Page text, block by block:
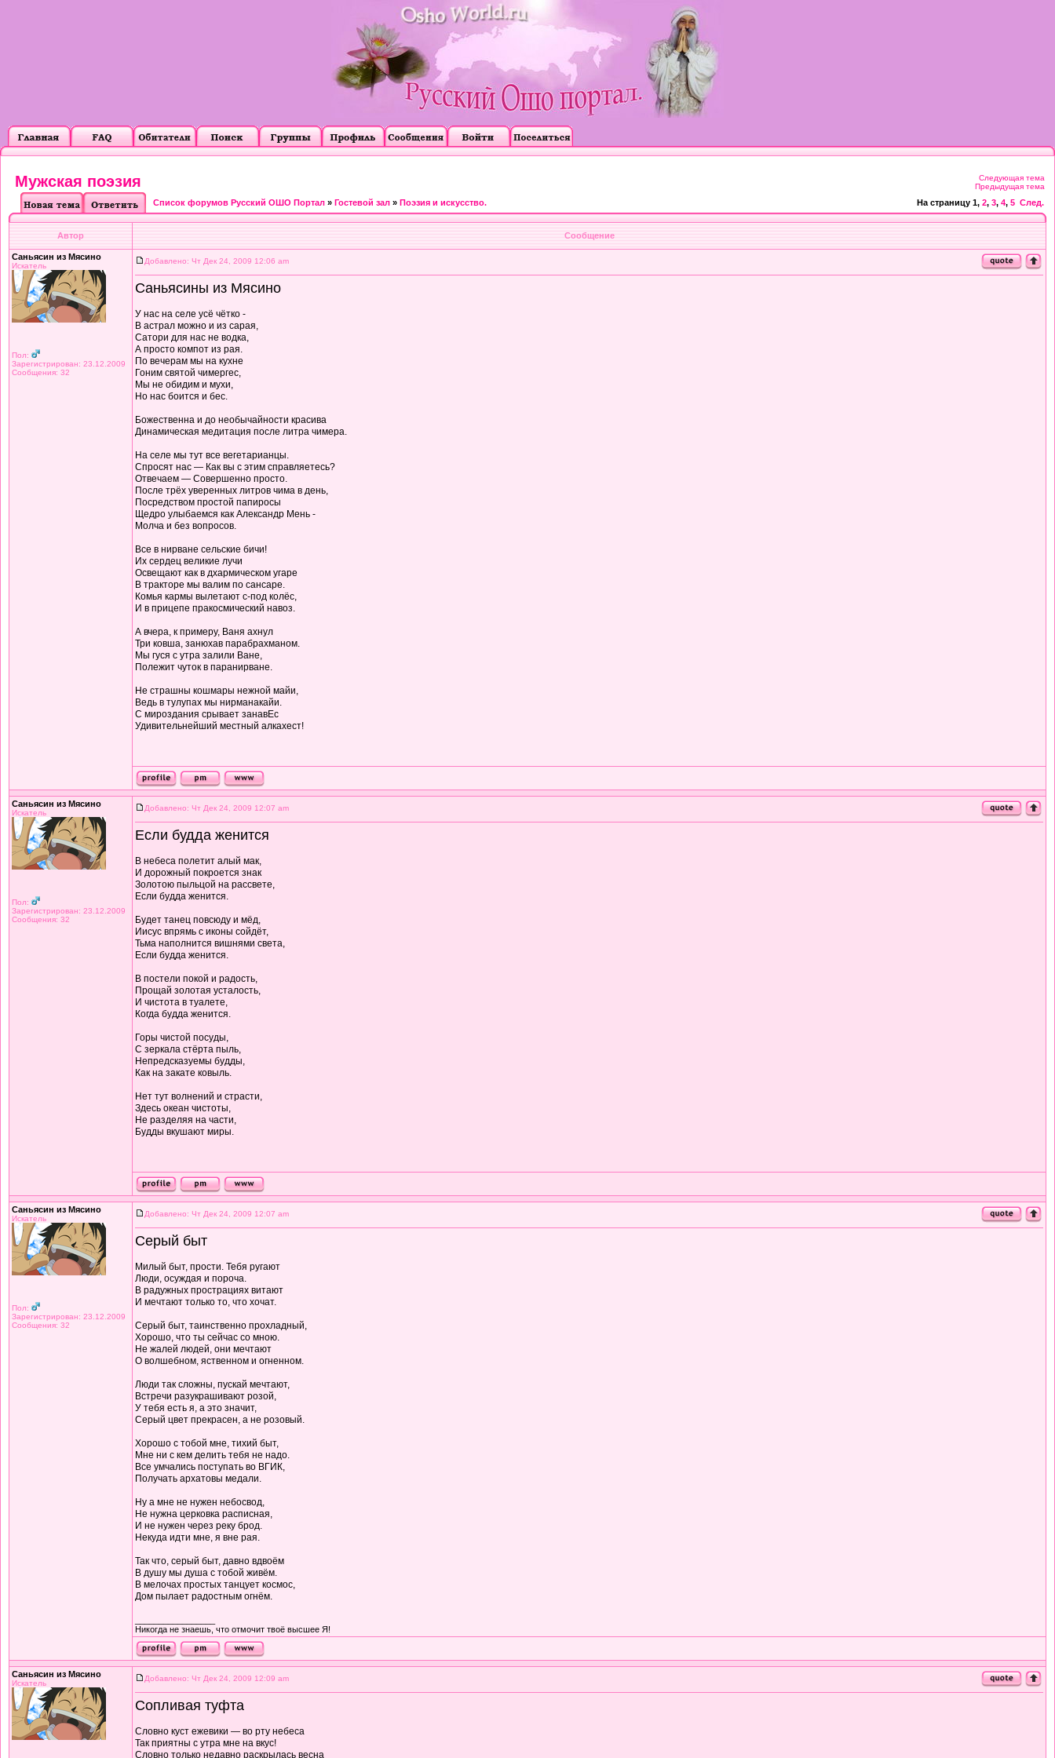
Мужская поэзия
Следующая тема
Предыдущая тема
Список форумов Русский ОШО Портал » Гостевой зал » Поэзия и искусство. На страницу 1, 2, 3, 4, 5 След.
Автор Сообщение
Саньясин из Мясино
Искатель
Пол:
Зарегистрирован: 23.12.2009
Сообщения: 32
Добавлено: Чт Дек 24, 2009 12:06 am
Саньясины из Мясино
У нас на селе усё чётко -
В астрал можно и из сарая,
Сатори для нас не водка,
А просто компот из рая.
По вечерам мы на кухне
Гоним святой чимергес,
Мы не обидим и мухи,
Но нас боится и бес.
Божественна и до необычайности красива
Динамическая медитация после литра чимера.
На селе мы тут все вегетарианцы.
Спросят нас — Как вы с этим справляетесь?
Отвечаем — Совершенно просто.
После трёх уверенных литров чима в день,
Посредством простой папиросы
Щедро улыбаемся как Александр Мень -
Молча и без вопросов.
Все в нирване сельские бичи!
Их сердец великие лучи
Освещают как в дхармическом угаре
В тракторе мы валим по сансаре.
Комья кармы вылетают с-под колёс,
И в прицепе пракосмический навоз.
А вчера, к примеру, Ваня ахнул
Три ковша, занюхав парабрахманом.
Мы гуся с утра залили Ване,
Полежит чуток в паранирване.
Не страшны кошмары нежной майи,
Ведь в тулупах мы нирманакайи.
С мироздания срывает занавЕс
Удивительнейший местный алкахест!
Саньясин из Мясино
Искатель
Пол:
Зарегистрирован: 23.12.2009
Сообщения: 32
Добавлено: Чт Дек 24, 2009 12:07 am
Если будда женится
В небеса полетит алый мак,
И дорожный покроется знак
Золотою пыльцой на рассвете,
Если будда женится.
Будет танец повсюду и мёд,
Иисус впрямь с иконы сойдёт,
Тьма наполнится вишнями света,
Если будда женится.
В постели покой и радость,
Прощай золотая усталость,
И чистота в туалете,
Когда будда женится.
Горы чистой посуды,
С зеркала стёрта пыль,
Непредсказуемы будды,
Как на закате ковыль.
Нет тут волнений и страсти,
Здесь океан чистоты,
Не разделяя на части,
Будды вкушают миры.
Саньясин из Мясино
Искатель
Пол:
Зарегистрирован: 23.12.2009
Сообщения: 32
Добавлено: Чт Дек 24, 2009 12:07 am
Серый быт
Милый быт, прости. Тебя ругают
Люди, осуждая и пороча.
В радужных прострациях витают
И мечтают только то, что хочат.
Серый быт, таинственно прохладный,
Хорошо, что ты сейчас со мною.
Не жалей людей, они мечтают
О волшебном, яственном и огненном.
Люди так сложны, пускай мечтают,
Встречи разукрашивают розой,
У тебя есть я, а это значит,
Серый цвет прекрасен, а не розовый.
Хорошо с тобой мне, тихий быт,
Мне ни с кем делить тебя не надо.
Все умчались поступать во ВГИК,
Получать архатовы медали.
Ну а мне не нужен небосвод,
Не нужна церковка расписная,
И не нужен через реку брод.
Некуда идти мне, я вне рая.
Так что, серый быт, давно вдвоём
В душу мы душа с тобой живём.
В мелочах простых танцует космос,
Дом пылает радостным огнём.
Никогда не знаешь, что отмочит твоё высшее Я!
Саньясин из Мясино
Искатель
Добавлено: Чт Дек 24, 2009 12:09 am
Сопливая туфта
Словно куст ежевики — во рту небеса
Так приятны с утра мне на вкус!
Словно только недавно раскрылась весна